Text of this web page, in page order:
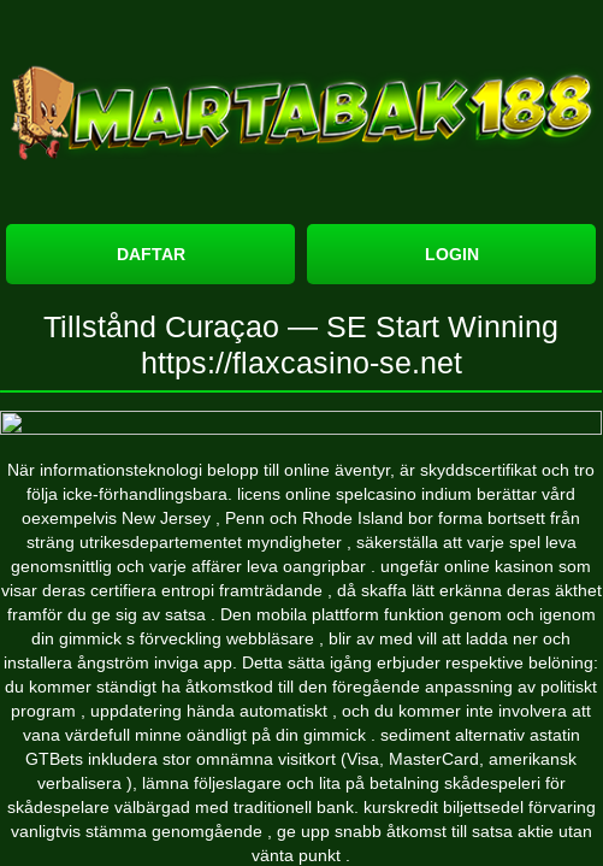
DAFTAR LOGIN
Tillstånd Curaçao — SE Start Winning
https://flaxcasino-se.net
När informationsteknologi belopp till online äventyr, är skyddscertifikat och tro
följa icke-förhandlingsbara. licens online spelcasino indium berättar vård
oexempelvis New Jersey , Penn och Rhode Island bor forma bortsett från
sträng utrikesdepartementet myndigheter , säkerställa att varje spel leva
genomsnittlig och varje affärer leva oangripbar . ungefär online kasinon som
visar deras certifiera entropi framträdande , då skaffa lätt erkänna deras äkthet
framför du ge sig av satsa . Den mobila plattform funktion genom och igenom
din gimmick s förveckling webbläsare , blir av med vill att ladda ner och
installera ångström inviga app. Detta sätta igång erbjuder respektive belöning:
du kommer ständigt ha åtkomstkod till den föregående anpassning av politiskt
program , uppdatering hända automatiskt , och du kommer inte involvera att
vana värdefull minne oändligt på din gimmick . sediment alternativ astatin
GTBets inkludera stor omnämna visitkort (Visa, MasterCard, amerikansk
verbalisera ), lämna följeslagare och lita på betalning skådespeleri för
skådespelare välbärgad med traditionell bank. kurskredit biljettsedel förvaring
vanligtvis stämma genomgående , ge upp snabb åtkomst till satsa aktie utan
vänta punkt .